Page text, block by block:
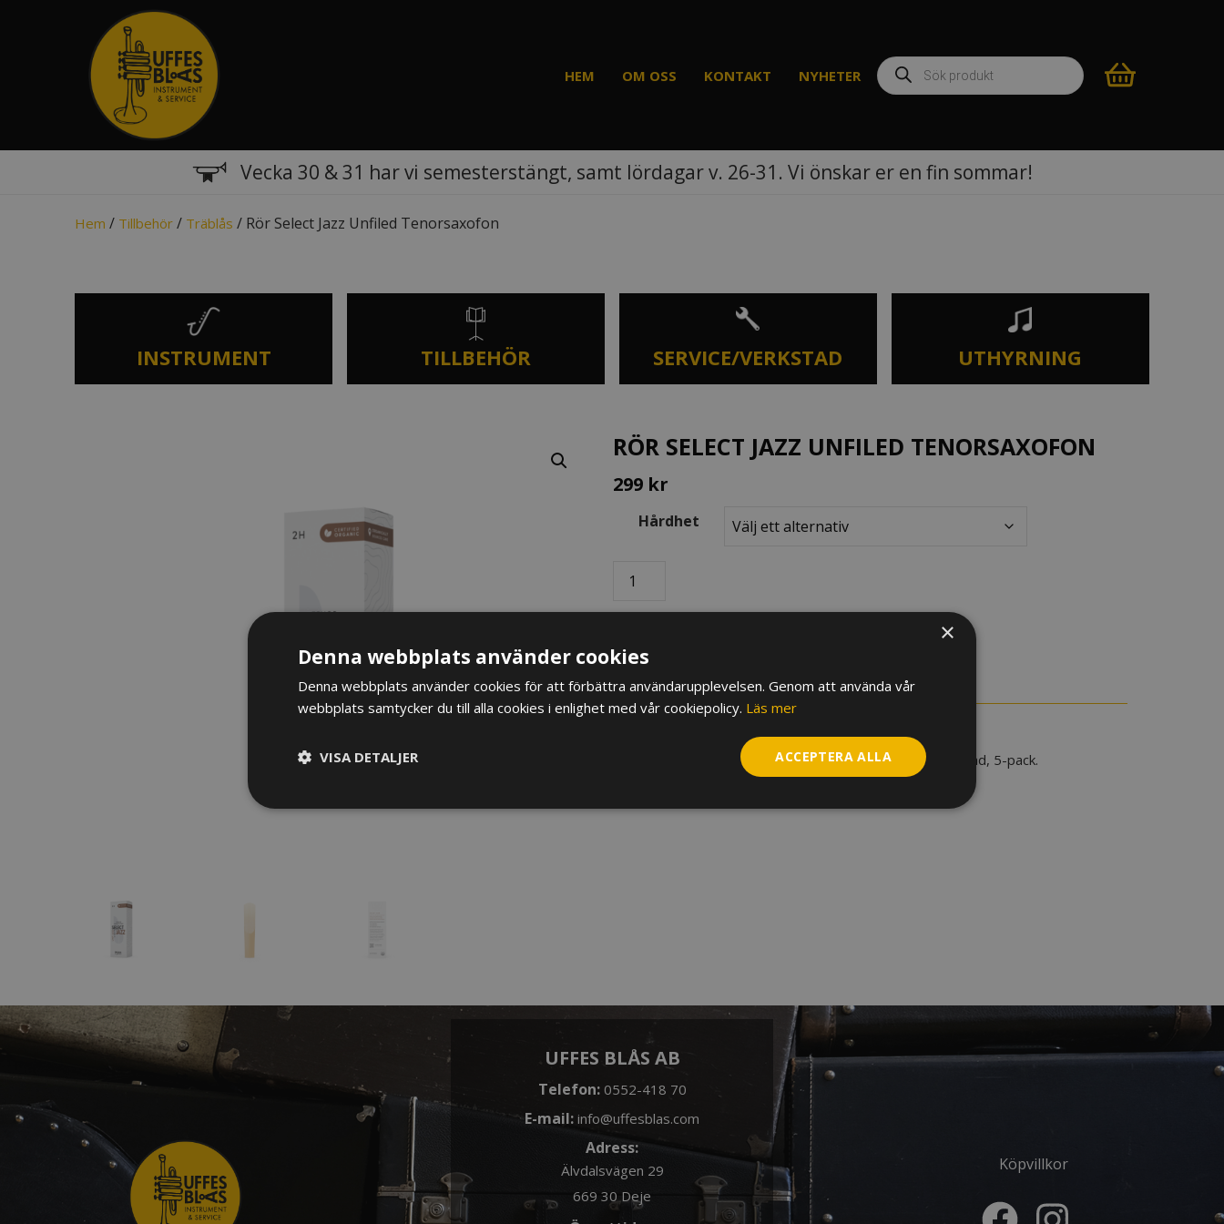
HEM OM OSS KONTAKT NYHETER
Produktsökning
Vecka 30 & 31 har vi semesterstängt, samt lördagar v. 26-31. Vi önskar er en fin sommar!
Hem / Tillbehör / Träblås / Rör Select Jazz Unfiled Tenorsaxofon
INSTRUMENT TILLBEHÖR SERVICE/VERKSTAD UTHYRNING
RÖR SELECT JAZZ UNFILED TENORSAXOFON
299 kr
Hårdhet
Select
Jazz
Tenorsaxofon
mängd
BESKRIVNING YTTERLIGARE INFORMATION
D’Addario Organic Select Jazz Unfiled Tenorsaxofon rörblad, 5-pack.
UFFES BLÅS AB
Telefon: 0552-418 70
E-mail: info@uffesblas.com
Adress:
Älvdalsvägen 29
669 30 Deje
Köpvillkor
×
Denna webbplats använder cookies
Denna webbplats använder cookies för att förbättra användarupplevelsen. Genom att använda vår
webbplats samtycker du till alla cookies i enlighet med vår cookiepolicy. Läs mer
ACCEPTERA ALLA
VISA DETALJER